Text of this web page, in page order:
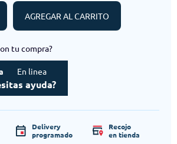
AGREGAR AL CARRITO
tu compra?
En linea
ayuda?
Delivery
programado
Recojo
en tienda